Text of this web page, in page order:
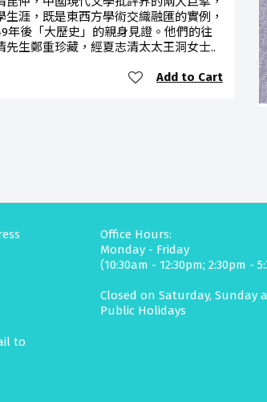
生涯，既是東西方學術交織融匯的實例，
年後「大歷史」的親身見證。他們的往
先生鄭重珍藏，經夏志清太太王洞女士..
Add to Cart
to
Office Hours:
Monday - Friday
(10:30am - 12:30pm; 2:30pm -
Closed on Saturday, Sunday
Public Holidays